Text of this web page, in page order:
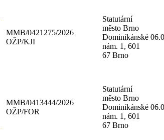
MMB/0421275/2026
OŽP/KJI
Statutární
město Brno
Dominikánské
nám. 1, 601
67 Brno
MMB/0413444/2026
OŽP/FOR
Statutární
město Brno
Dominikánské
nám. 1, 601
67 Brno